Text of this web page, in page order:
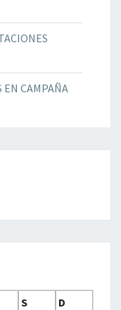
EN CAMPAÑA
S
D